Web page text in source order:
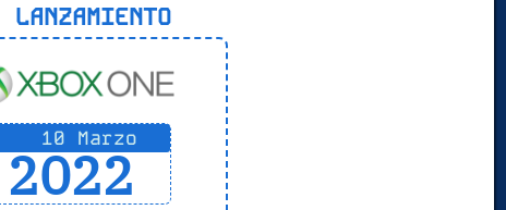
LANZAMIENTO
10 Marzo
2022